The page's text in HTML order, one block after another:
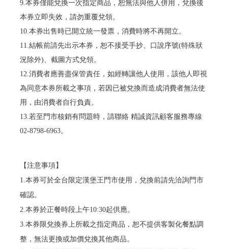
9.本券僅能兌換一次指定商品，恕無法與他人併用，兌換後
本券立即失效，請勿重覆兌領。
10.本券出售時已開立統一發票，消費時將不再開立。
11.結帳前請先出示本券，恕不接受手抄、口說序號(特殊狀
況除外)、截圖方式兌領。
12.消費者應善盡保管責任，如經轉讓他人使用，該他人即視
為同意本券所載之事項，若因已被兌換而造成消費者無法使
用，由消費者自行負責。
13.若至門市核銷有問題時，請聯絡 精誠資訊顧客服務專線
02-8798-6963。
【注意事項】
1.本券可於全台限定漢堡王門市使用，兌換前請先洽詢門市
確認。
2.本券於正餐時段上午10:30起供應。
3.本券限兌換券上所載之指定商品，恕不提供客製化餐點調
整，無法更換或加價兌換其他商品。